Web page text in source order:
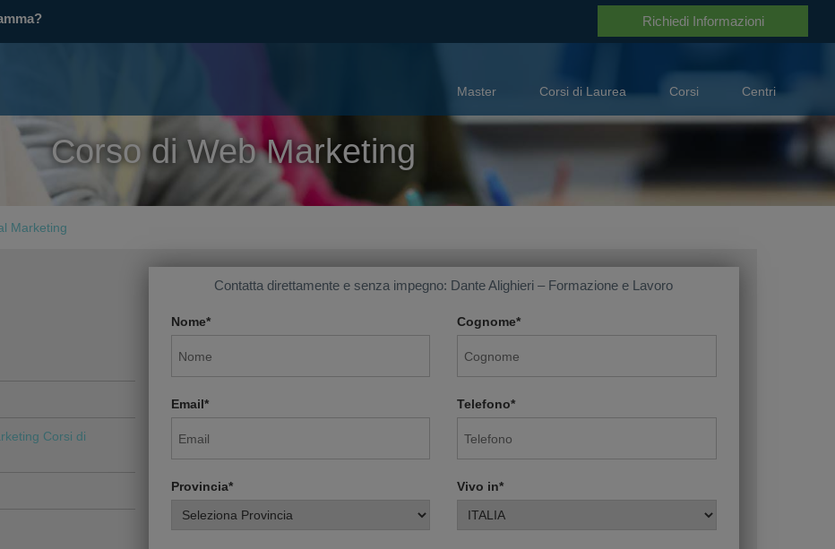
A disposizione per aiutarti 0694505891
Centri
Corsi
Corsi di Laurea
Master
Corso di Web Marketing
Marketing
Corsi di
Contatta direttamente e senza impegno: Dante Alighieri – Formazione e Lavoro
Nome* Cognome*
Email* Telefono*
Provincia* Vivo in*
Richiedi Informazioni